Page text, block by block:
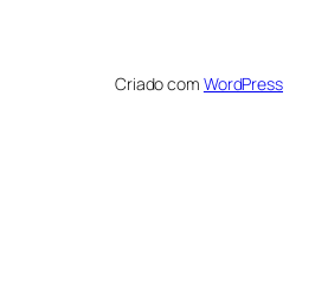
Criado com WordPress